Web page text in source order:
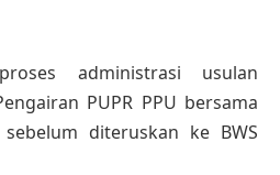
administrasi usulan
PUPR PPU bersama
diteruskan ke BWS